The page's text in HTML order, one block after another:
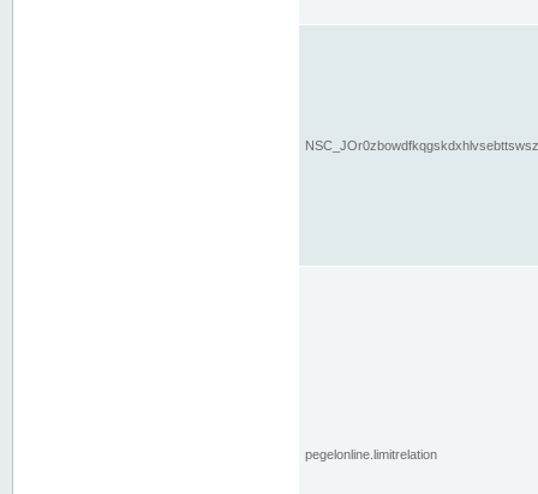
pegelonline.limitrelation